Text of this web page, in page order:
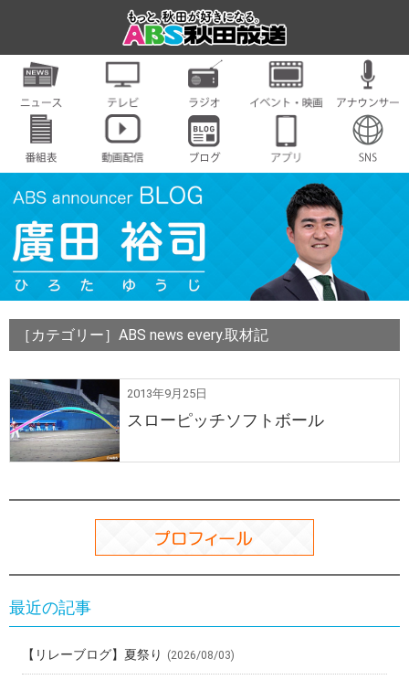
［カテゴリー］ABS news every.取材記
2013年9月25日
スローピッチソフトボール
最近の記事
【リレーブログ】夏祭り (2026/08/03)